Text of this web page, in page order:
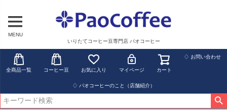
MENU
いりたてコーヒー豆専門店 パオコーヒー
全商品一覧 コーヒー豆 お気に入り マイページ カート
♢ お問い合わせ
♢ パオコーヒーのこと（店舗紹介）